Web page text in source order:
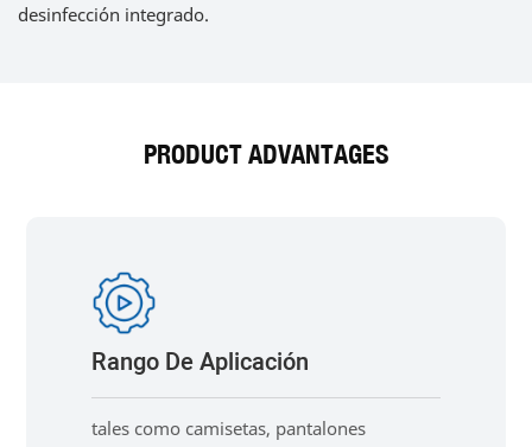
desinfección integrado.
PRODUCT ADVANTAGES
Rango De Aplicación
tales como camisetas, pantalones